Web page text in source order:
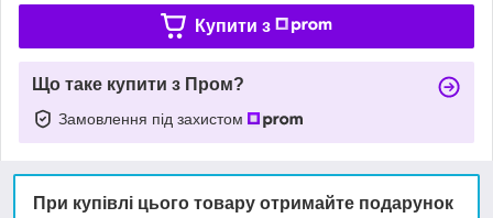
Купити з
Що таке купити з Пром?
Замовлення під захистом
При купівлі цього товару отримайте подарунок